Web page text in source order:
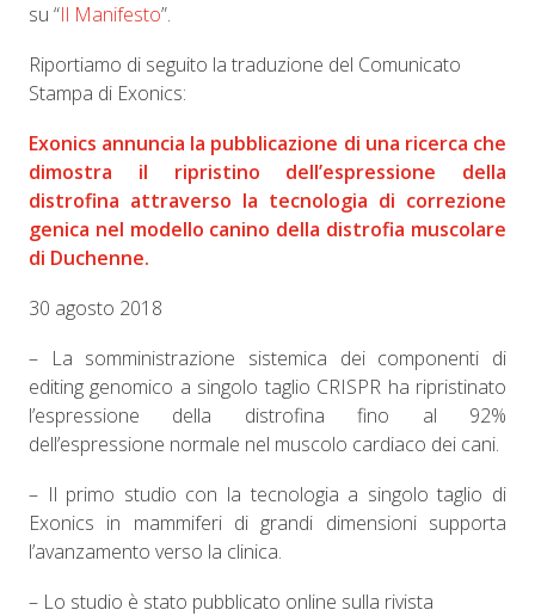
su “Il Manifesto”.
Riportiamo di seguito la traduzione del Comunicato
Stampa di Exonics:
Exonics annuncia la pubblicazione di una ricerca che
dimostra il ripristino dell’espressione della
distrofina attraverso la tecnologia di correzione
genica nel modello canino della distrofia muscolare
di Duchenne.
30 agosto 2018
– La somministrazione sistemica dei componenti di
editing genomico a singolo taglio CRISPR ha ripristinato
l’espressione della distrofina fino al 92%
dell’espressione normale nel muscolo cardiaco dei cani.
– Il primo studio con la tecnologia a singolo taglio di
Exonics in mammiferi di grandi dimensioni supporta
l’avanzamento verso la clinica.
– Lo studio è stato pubblicato online sulla rivista